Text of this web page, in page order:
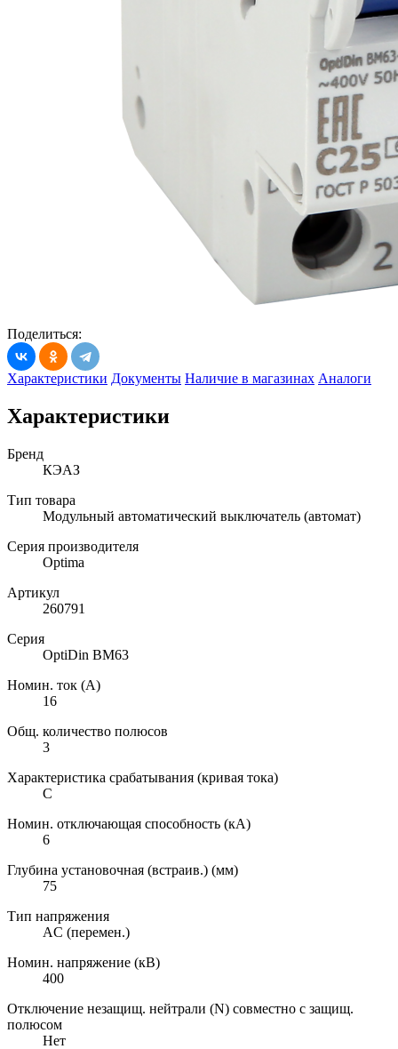
Поделиться:
Характеристики Документы Наличие в магазинах Аналоги
Характеристики
Бренд
КЭАЗ
Тип товара
Модульный автоматический выключатель (автомат)
Серия производителя
Optima
Артикул
260791
Серия
OptiDin BM63
Номин. ток (А)
16
Общ. количество полюсов
3
Характеристика срабатывания (кривая тока)
C
Номин. отключающая способность (кА)
6
Глубина установочная (встраив.) (мм)
75
Тип напряжения
AC (перемен.)
Номин. напряжение (кВ)
400
Отключение незащищ. нейтрали (N) совместно с защищ.
полюсом
Нет